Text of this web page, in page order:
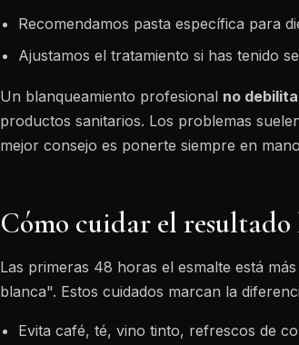
Recomendamos pasta específica para
Ajustamos el tratamiento si has tenido
Un blanqueamiento profesional no
productos sanitarios. Los problemas
mejor consejo es ponerte siempre en
Cómo cuidar el resultado
Las primeras 48 horas el esmalte está
blanca". Estos cuidados marcan la
Evita café, té, vino tinto, refrescos de